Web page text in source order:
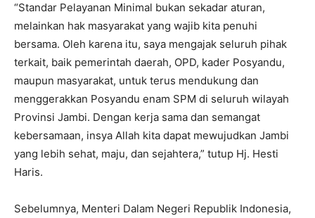
“Standar Pelayanan Minimal bukan sekadar aturan,
melainkan hak masyarakat yang wajib kita penuhi
bersama. Oleh karena itu, saya mengajak seluruh pihak
terkait, baik pemerintah daerah, OPD, kader Posyandu,
maupun masyarakat, untuk terus mendukung dan
menggerakkan Posyandu enam SPM di seluruh wilayah
Provinsi Jambi. Dengan kerja sama dan semangat
kebersamaan, insya Allah kita dapat mewujudkan Jambi
yang lebih sehat, maju, dan sejahtera,” tutup Hj. Hesti
Haris.
Sebelumnya, Menteri Dalam Negeri Republik Indonesia,